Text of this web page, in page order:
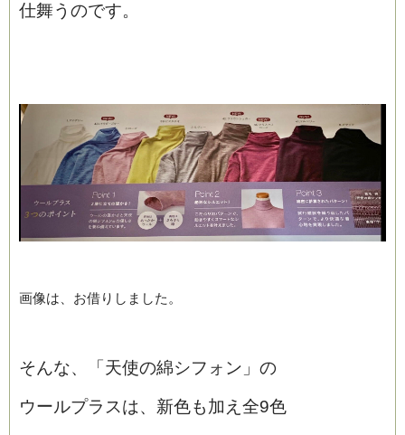
仕舞うのです。
画像は、お借りしました。
そんな、「天使の綿シフォン」の
ウールプラスは、新色も加え全9色